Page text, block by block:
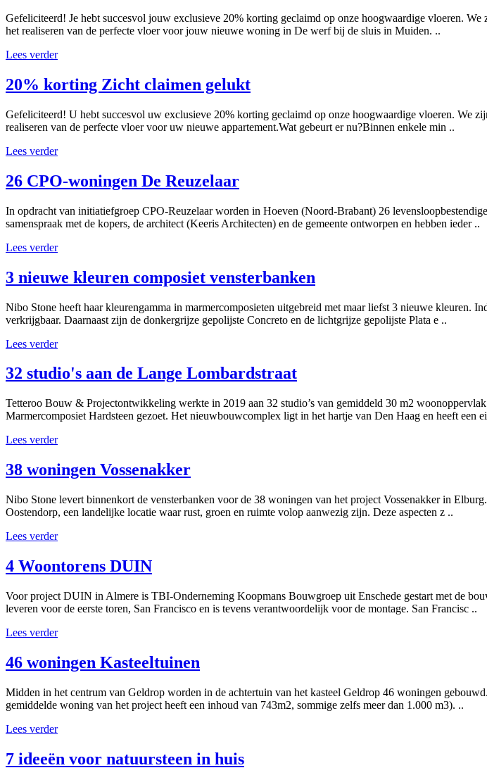
Gefeliciteerd! Je hebt succesvol jouw exclusieve 20% korting geclaimd op onze hoogwaardige vloeren.
het realiseren van de perfecte vloer voor jouw nieuwe woning in De werf bij de sluis in Muiden. ..
Lees verder
20% korting Zicht claimen gelukt
Gefeliciteerd! U hebt succesvol uw exclusieve 20% korting geclaimd op onze hoogwaardige vloeren. We
realiseren van de perfecte vloer voor uw nieuwe appartement.Wat gebeurt er nu?Binnen enkele min ..
Lees verder
26 CPO-woningen De Reuzelaar
In opdracht van initiatiefgroep CPO-Reuzelaar worden in Hoeven (Noord-Brabant) 26
samenspraak met de kopers, de architect (Keeris Architecten) en de gemeente ontworpen en hebben ieder ..
Lees verder
3 nieuwe kleuren composiet vensterbanken
Nibo Stone heeft haar kleurengamma in marmercomposieten uitgebreid met maar liefst 3 nieuwe kleuren.
verkrijgbaar. Daarnaast zijn de donkergrijze gepolijste Concreto en de lichtgrijze gepolijste Plata e ..
Lees verder
32 studio's aan de Lange Lombardstraat
Tetteroo Bouw & Projectontwikkeling werkte in 2019 aan 32 studio’s van gemiddeld 30 m2
Marmercomposiet Hardsteen gezoet. Het nieuwbouwcomplex ligt in het hartje van Den Haag en heeft een
Lees verder
38 woningen Vossenakker
Nibo Stone levert binnenkort de vensterbanken voor de 38 woningen van het project Vossenakker in
Oostendorp, een landelijke locatie waar rust, groen en ruimte volop aanwezig zijn. Deze aspecten z ..
Lees verder
4 Woontorens DUIN
Voor project DUIN in Almere is TBI-Onderneming Koopmans Bouwgroep uit Enschede gestart met de
leveren voor de eerste toren, San Francisco en is tevens verantwoordelijk voor de montage. San Francisc ..
Lees verder
46 woningen Kasteeltuinen
Midden in het centrum van Geldrop worden in de achtertuin van het kasteel Geldrop 46 woningen
gemiddelde woning van het project heeft een inhoud van 743m2, sommige zelfs meer dan 1.000 m3). ..
Lees verder
7 ideeën voor natuursteen in huis